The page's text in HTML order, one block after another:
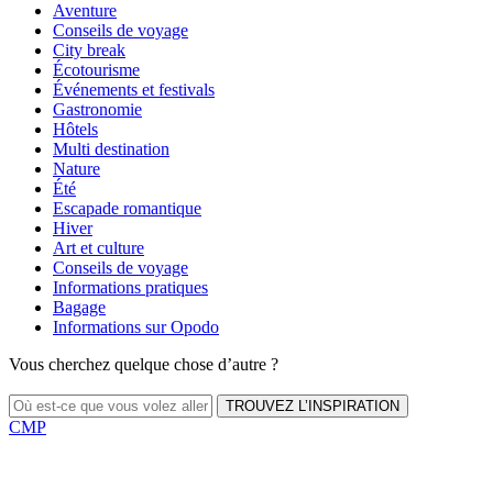
Aventure
Conseils de voyage
City break
Écotourisme
Événements et festivals
Gastronomie
Hôtels
Multi destination
Nature
Été
Escapade romantique
Hiver
Art et culture
Conseils de voyage
Informations pratiques
Bagage
Informations sur Opodo
Vous cherchez quelque chose d’autre ?
TROUVEZ L’INSPIRATION
CMP